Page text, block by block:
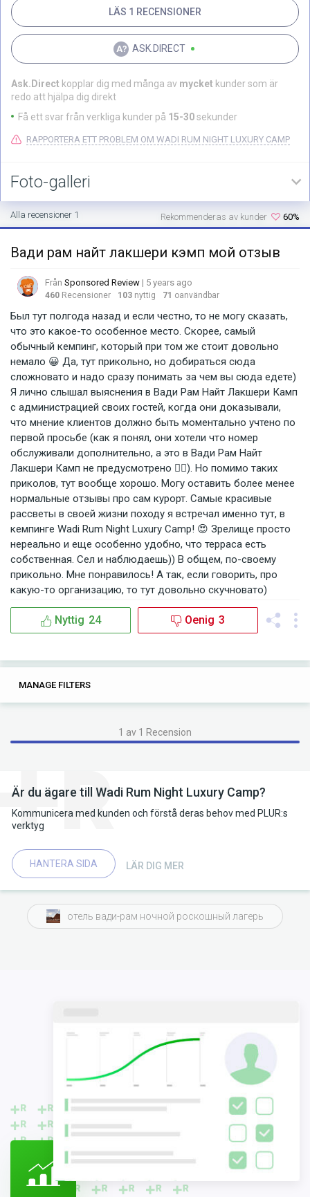
LÄS 1 RECENSIONER
ASK.DIRECT
Ask.Direct kopplar dig med många av mycket kunder som är
redo att hjälpa dig direkt
Få ett svar från verkliga kunder på 15-30sekunder
RAPPORTERA ETT PROBLEM OM WADI RUM NIGHT LUXURY CAMP
Foto-galleri
Alla recensioner 1 60%
Rekommenderas av kunder
Вади рам найт лакшери кэмп мой отзыв
Från Sponsored Review | 5 years ago
460 Recensioner 103 nyttig 71 oanvändbar
Был тут полгода назад и если честно, то не могу сказать,
что это какое-то особенное место. Скорее, самый
обычный кемпинг, который при том же стоит довольно
немало 😀 Да, тут прикольно, но добираться сюда
сложновато и надо сразу понимать за чем вы сюда едете)
Я лично слышал выяснения в Вади Рам Найт Лакшери Камп
с администрацией своих гостей, когда они доказывали,
что мнение клиентов должно быть моментально учтено по
первой просьбе (как я понял, они хотели что номер
обслуживали дополнительно, а это в Вади Рам Найт
Лакшери Камп не предусмотрено 🤷‍♂️). Но помимо таких
приколов, тут вообще хорошо. Могу оставить более менее
нормальные отзывы про сам курорт. Самые красивые
рассветы в своей жизни походу я встречал именно тут, в
кемпинге Wadi Rum Night Luxury Camp! 😍 Зрелище просто
нереально и еще особенно удобно, что терраса есть
собственная. Сел и наблюдаешь)) В общем, по-своему
прикольно. Мне понравилось! А так, если говорить, про
какую-то организацию, то тут довольно скучновато)
Nyttig 24 Oenig 3
TAGS 0
MANAGE FILTERS
1 av 1 Recension
Är du ägare till Wadi Rum Night Luxury Camp?
Kommunicera med kunden och förstå deras behov med PLUR:s
verktyg
HANTERA SIDA LÄR DIG MER
отель вади-рам ночной роскошный лагерь